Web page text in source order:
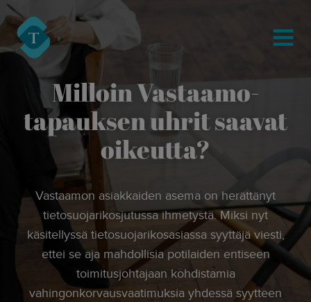
Turre Legal
MENU
Milloin Vastaamo-
tapauksen uhrit saavat
oikeutta?
Vastaamon asiakkaiden asema on herättänyt
tietosuojarikosjutussa ihmetystä. Miksi nyt
käsitellyssä tietosuojarikosasiassa syyttäjä viesti,
ettei se aja mahdollisia potilaiden entiseen
toimitusjohtajaan kohdistamia
vahingonkorvausvaatimuksia yhdessä syytteen